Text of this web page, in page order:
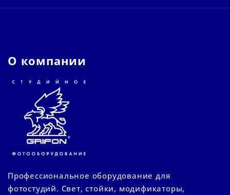
О компании
Профессиональное оборудование для
фотостудий. Свет, стойки, модификаторы,